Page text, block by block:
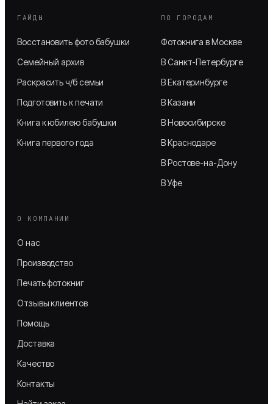
ГАЙДЫ
Восстановить фото бабушки
Семейный архив
Раскрасить ч/б семьи
Подготовить к печати
Книга к юбилею бабушки
Книга первого года
ПО ГОРОДАМ
Фотокнига в Москве
В Санкт-Петербурге
В Екатеринбурге
В Казани
В Новосибирске
В Краснодаре
В Ростове-на-Дону
В Уфе
О КОМПАНИИ
О нас
Производство
Печать фотокниг
Отзывы клиентов
Помощь
Доставка
Качество
Контакты